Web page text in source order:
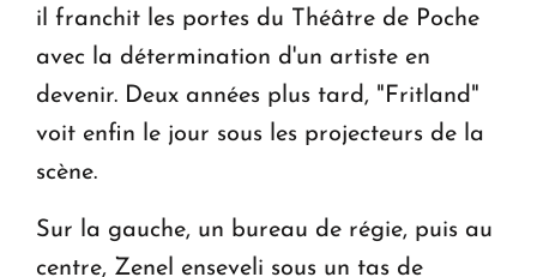
il franchit les portes du Théâtre de Poche
avec la détermination d'un artiste en
devenir. Deux années plus tard, "Fritland"
voit enfin le jour sous les projecteurs de la
scène.
Sur la gauche, un bureau de régie, puis au
centre, Zenel enseveli sous un tas de